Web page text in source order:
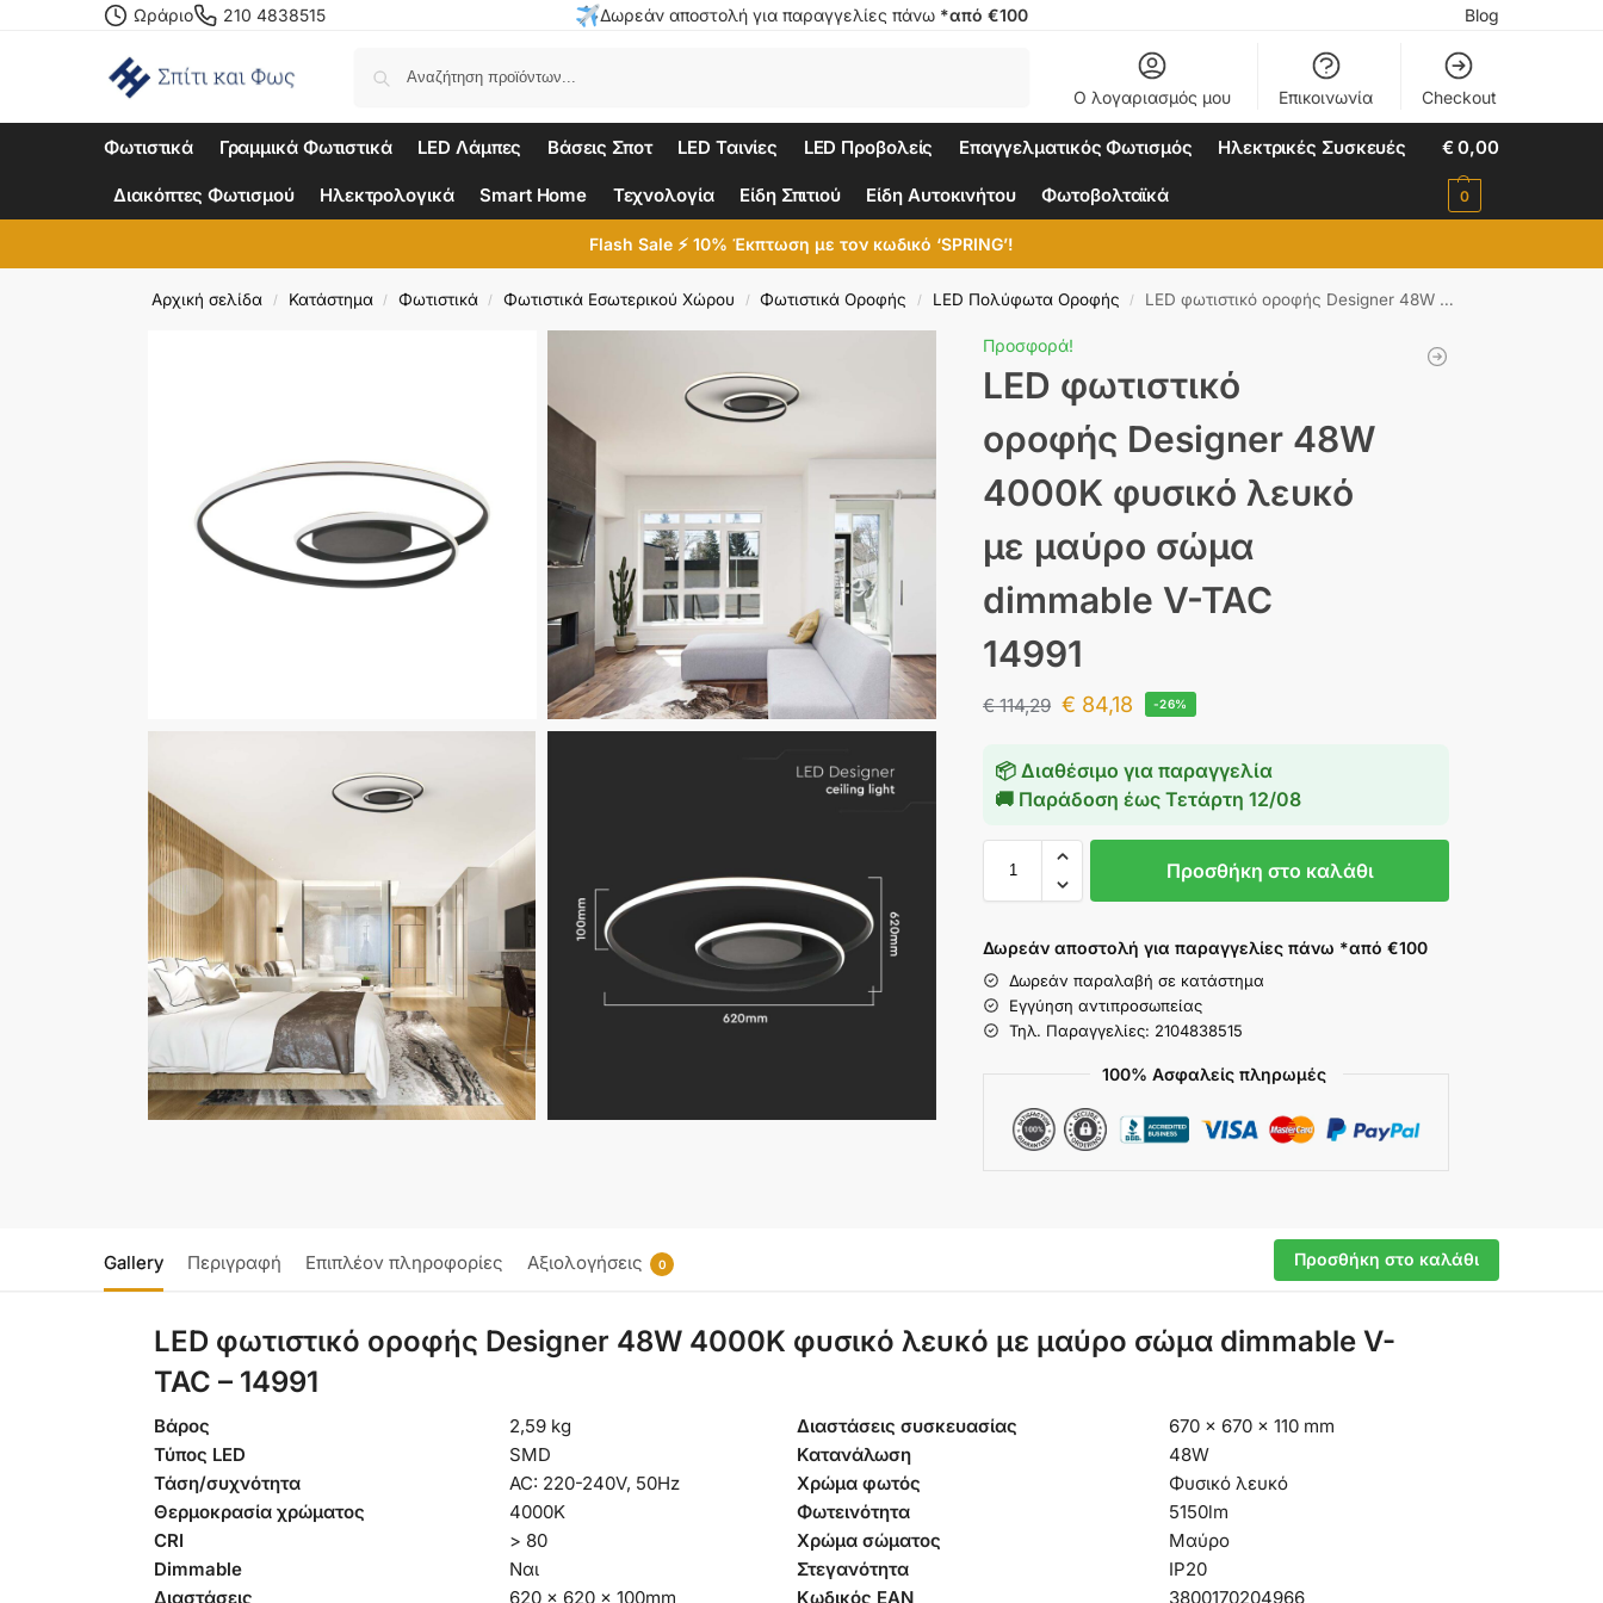
Ωράριο 210 4838515 Δωρεάν αποστολή για παραγγελίες πάνω *από €100 Blog
Ο λογαριασμός μου Επικοινωνία Checkout
Φωτιστικά Γραμμικά Φωτιστικά LED Λάμπες Βάσεις Σποτ LED Ταινίες LED Προβολείς Επαγγελματικός Φωτισμός Ηλεκτρικές Συσκευές
Διακόπτες Φωτισμού Ηλεκτρολογικά Smart Home Τεχνολογία Είδη Σπιτιού Είδη Αυτοκινήτου Φωτοβολταϊκά
€0,00
0
Flash Sale ⚡ 10% Έκπτωση με τον κωδικό ‘SPRING’!
Αρχική σελίδα / Κατάστημα / Φωτιστικά / Φωτιστικά Εσωτερικού Χώρου / Φωτιστικά Οροφής / LED Πολύφωτα Οροφής / LED φωτιστικό οροφής Designer 48W 4000K φυσικό λευκό με μαύρο σώμα dimmable V-TAC 14991
Προσφορά!
LED φωτιστικό
οροφής Designer 48W
4000K φυσικό λευκό
με μαύρο σώμα
dimmable V-TAC
14991
€114,29 € 84,18 -26%
📦 Διαθέσιμο για παραγγελία
🚚 Παράδοση έωςΤετάρτη 12/08
Προσθήκη στο καλάθι
Δωρεάν αποστολή για παραγγελίες πάνω *από €100
Δωρεάν παραλαβή σε κατάστημα
Εγγύηση αντιπροσωπείας
Τηλ. Παραγγελίες: 2104838515
100% Ασφαλείς πληρωμές
Gallery Περιγραφή Επιπλέον πληροφορίες Αξιολογήσεις 0 Προσθήκη στο καλάθι
LED φωτιστικό οροφής Designer 48W 4000K φυσικό λευκό με μαύρο σώμα dimmable V-
TAC – 14991
Βάρος 2,59 kg Διαστάσεις συσκευασίας
670 × 670 × 110 mm
Τύπος LED
SMD Κατανάλωση
48W
Τάση/συχνότητα
AC: 220-240V, 50Hz Χρώμα φωτός
Φυσικό λευκό
Θερμοκρασία χρώματος
4000K Φωτεινότητα
5150lm
CRI
> 80 Χρώμα σώματος
Μαύρο
Dimmable
Ναι Στεγανότητα
IP20
Διαστάσεις
620 x 620 x 100mm Κωδικός EAN
3800170204966